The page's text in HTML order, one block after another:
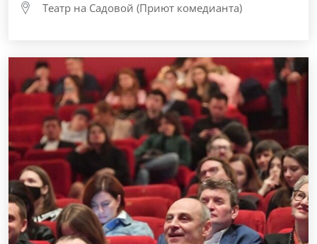
Театр на Садовой (Приют комедианта)